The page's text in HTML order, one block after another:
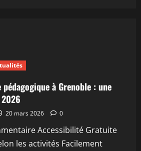
à Grenoble : une
20 mars 2026 0
Accessibilité Gratuite
les activités Facilement